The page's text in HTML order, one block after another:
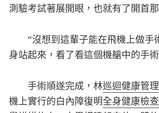
測驗考試著展開眼，也就有了開首
“沒想到這輩子能在飛機上做
身站起來，看了看這個機艙中的手
手術順遂完成，林巡迴健康管
機上實行的白內障復明全身健康檢查